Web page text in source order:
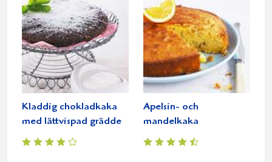
Kladdig chokladkaka
med lättvispad grädde
Apelsin- och
mandelkaka